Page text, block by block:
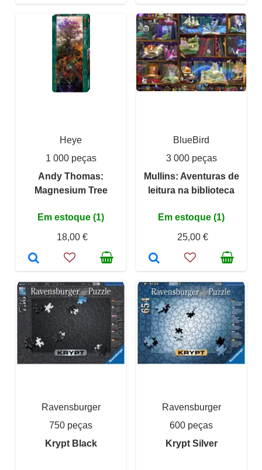
Heye
1 000 peças
Andy Thomas:
Magnesium Tree
Em estoque (1)
18,00 €
BlueBird
3 000 peças
Mullins: Aventuras de
leitura na biblioteca
Em estoque (1)
25,00 €
Ravensburger
750 peças
Krypt Black
Ravensburger
600 peças
Krypt Silver